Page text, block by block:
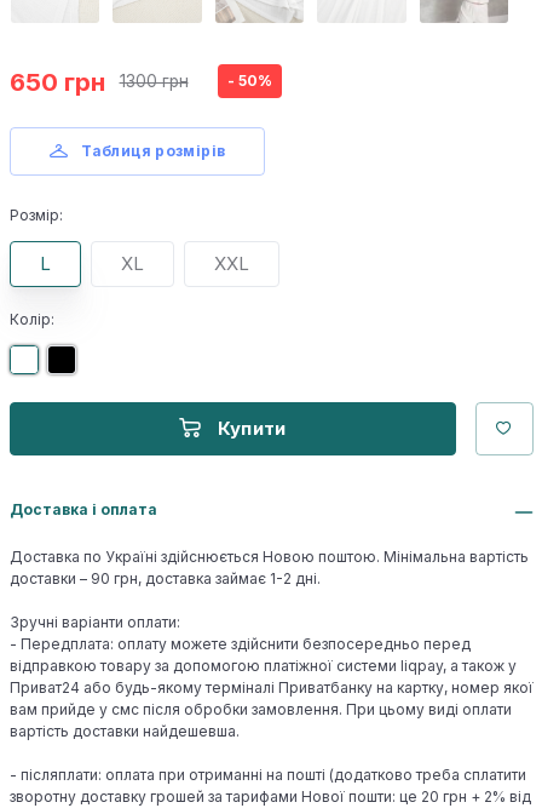
650 грн 1300 грн - 50%
Таблиця розмірів
Розмір:
L XL XXL
Колір:
Купити
Доставка і оплата
Доставка по Україні здійснюється Новою поштою. Мінімальна вартість
доставки – 90 грн, доставка займає 1-2 дні.
Зручні варіанти оплати:
- Передплата: оплату можете здійснити безпосередньо перед
відправкою товару за допомогою платіжної системи liqpay, а також у
Приват24 або будь-якому терміналі Приватбанку на картку, номер якої
вам прийде у смс після обробки замовлення. При цьому виді оплати
вартість доставки найдешевша.
- післяплати: оплата при отриманні на пошті (додатково треба сплатити
зворотну доставку грошей за тарифами Нової пошти: це 20 грн + 2% від